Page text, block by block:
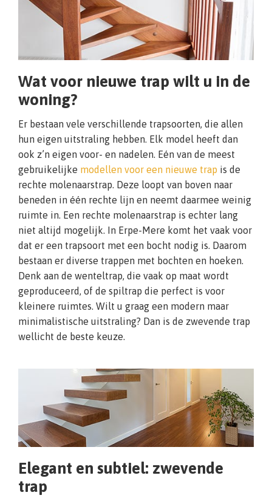
Wat voor nieuwe trap wilt u in de
woning?
Er bestaan vele verschillende trapsoorten, die allen
hun eigen uitstraling hebben. Elk model heeft dan
ook z’n eigen voor- en nadelen. Eén van de meest
gebruikelijke modellen voor een nieuwe trap is de
rechte molenaarstrap. Deze loopt van boven naar
beneden in één rechte lijn en neemt daarmee weinig
ruimte in. Een rechte molenaarstrap is echter lang
niet altijd mogelijk. In Erpe-Mere komt het vaak voor
dat er een trapsoort met een bocht nodig is. Daarom
bestaan er diverse trappen met bochten en hoeken.
Denk aan de wenteltrap, die vaak op maat wordt
geproduceerd, of de spiltrap die perfect is voor
kleinere ruimtes. Wilt u graag een modern maar
minimalistische uitstraling? Dan is de zwevende trap
wellicht de beste keuze.
Elegant en subtiel: zwevende
trap